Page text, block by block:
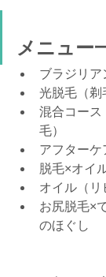
メニュー
ブラジリア
光脱毛（剃
混合コース
毛）
アフターケ
脱毛×オイ
オイル（リ
お尻脱毛×
のほぐし